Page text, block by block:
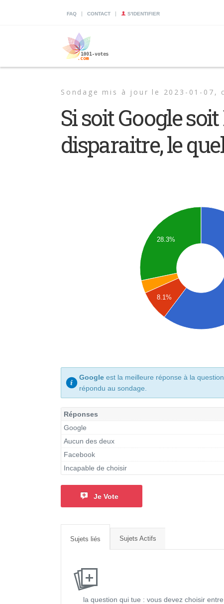
FAQ | CONTACT | S'IDENTIFIER
Sondage mis à jour le 2023-01-07,
Si soit Google
disparaitre, le
28.3%
8.1%
Google est la meilleure réponse à la
répondu au sondage.
Réponses
Google
Aucun des deux
Facebook
Incapable de choisir
Je Vote
Sujets liés Sujets Actifs
la question qui tue : vous devez choisir